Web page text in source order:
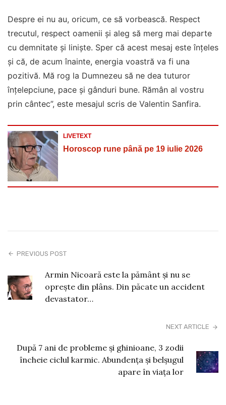
Despre ei nu au, oricum, ce să vorbească. Respect
trecutul, respect oamenii și aleg să merg mai departe
cu demnitate și liniște. Sper că acest mesaj este înțeles
și că, de acum înainte, energia voastră va fi una
pozitivă. Mă rog la Dumnezeu să ne dea tuturor
înțelepciune, pace și gânduri bune. Rămân al vostru
prin cântec”, este mesajul scris de Valentin Sanfira.
LIVETEXT
Horoscop rune până pe 19 iulie 2026
PREVIOUS POST
Armin Nicoară este la pământ și nu se
oprește din plâns. Din păcate un accident
devastator…
NEXT ARTICLE
După 7 ani de probleme și ghinioane, 3 zodii
încheie ciclul karmic. Abundența și belșugul
apare în viața lor